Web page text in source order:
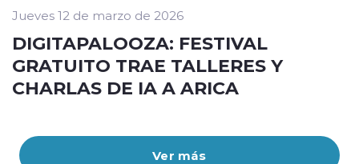
Ver más
Jueves 12 de marzo de 2026
DIGITAPALOOZA: FESTIVAL
GRATUITO TRAE TALLERES Y
CHARLAS DE IA A ARICA